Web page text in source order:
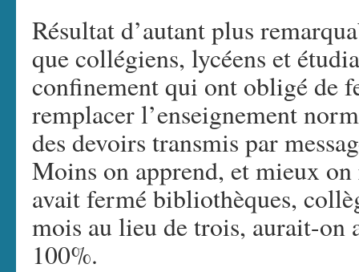
Résultat d’autant plus
que collégiens, lycéens et
confinement qui ont obligé de
remplacer l’enseignement
des devoirs transmis par
Moins on apprend, et mieux on
avait fermé bibliothèques,
mois au lieu de trois, aurait-on
100%.